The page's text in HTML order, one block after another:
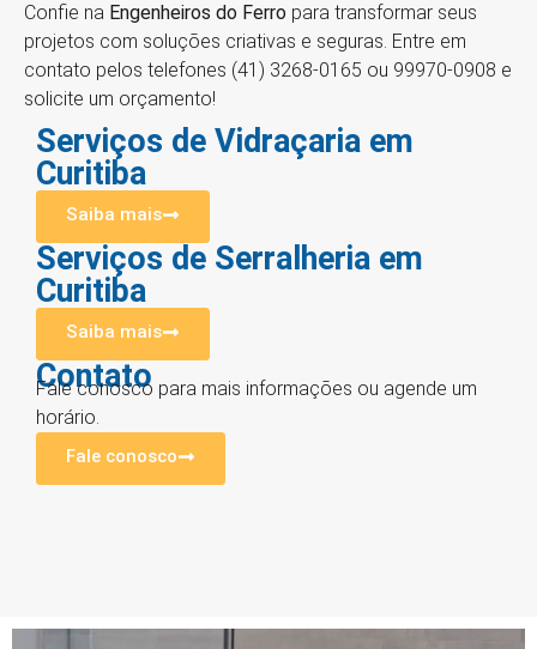
Confie na Engenheiros do Ferro para transformar seus
projetos com soluções criativas e seguras. Entre em
contato pelos telefones (41) 3268-0165 ou 99970-0908 e
solicite um orçamento!
Serviços de Vidraçaria em
Curitiba
Saiba mais
Serviços de Serralheria em
Curitiba
Saiba mais
Contato
Fale conosco para mais informações ou agende um
horário.
Fale conosco